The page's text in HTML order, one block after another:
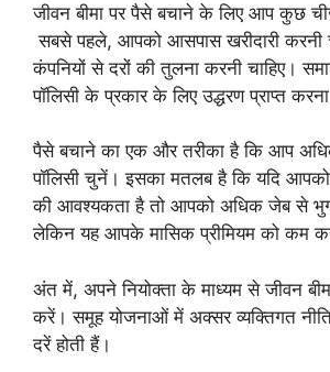
जीवन बीमा पर पैसे बचाने के लिए आप कुछ
सबसे पहले, आपको आसपास खरीदारी करनी
कंपनियों से दरों की तुलना करनी चाहिए।
पॉलिसी के प्रकार के लिए उद्धरण प्राप्त
पैसे बचाने का एक और तरीका है कि आप
पॉलिसी चुनें। इसका मतलब है कि यदि आपको
की आवश्यकता है तो आपको अधिक जेब से
लेकिन यह आपके मासिक प्रीमियम को कम
अंत में, अपने नियोक्ता के माध्यम से जीवन
करें। समूह योजनाओं में अक्सर व्यक्तिगत
दरें होती हैं।